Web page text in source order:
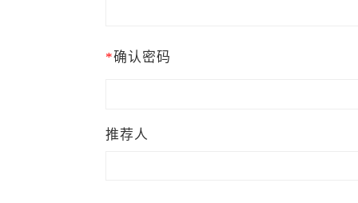
*确认密码
推荐人